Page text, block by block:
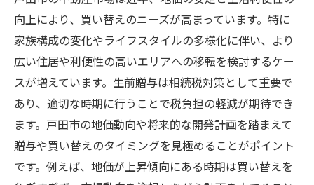
向上により、買い替えのニーズが高まっています。特に
家族構成の変化やライフスタイルの多様化に伴い、より
広い住居や利便性の高いエリアへの移転を検討するケー
スが増えています。生前贈与は相続税対策として重要で
あり、適切な時期に行うことで税負担の軽減が期待でき
ます。戸田市の地価動向や将来的な開発計画を踏まえて
贈与や買い替えのタイミングを見極めることがポイント
です。例えば、地価が上昇傾向にある時期は買い替えを